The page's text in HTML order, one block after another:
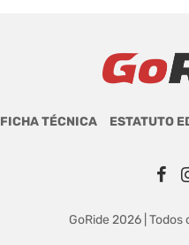
FICHA TÉCNICA ESTATUTO
GoRide 2026 |